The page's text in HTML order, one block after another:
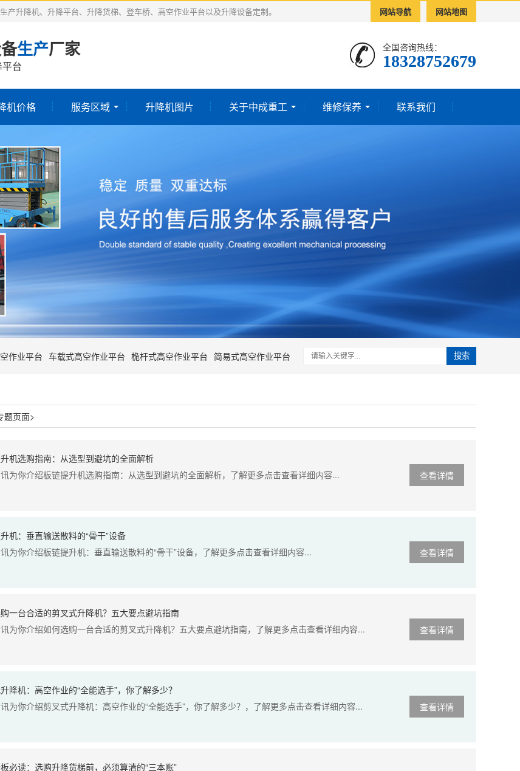
网站导航 网站地图
升降机、升降平台、升降货梯、登车桥、高空作业平台以及升降设备定制。
生产厂家
台
全国咨询热线：
18328752679‬
机价格 服务区域 升降机图片 关于中成重工 维修保养 联系我们
作业平台 车载式高空作业平台 桅杆式高空作业平台 简易式高空作业平台 搜索
题页面>
查看详情
机选购指南：从选型到避坑的全面解析
为你介绍板链提升机选购指南：从选型到避坑的全面解析，了解更多点击查看详细内容...
查看详情
机：垂直输送散料的“骨干”设备
为你介绍板链提升机：垂直输送散料的“骨干”设备，了解更多点击查看详细内容...
查看详情
一台合适的剪叉式升降机？五大要点避坑指南
为你介绍如何选购一台合适的剪叉式升降机？五大要点避坑指南，了解更多点击查看详细内容...
查看详情
降机：高空作业的“全能选手”，你了解多少？
为你介绍剪叉式升降机：高空作业的“全能选手”，你了解多少？，了解更多点击查看详细内容...
必读：选购升降货梯前，必须算清的“三本账”